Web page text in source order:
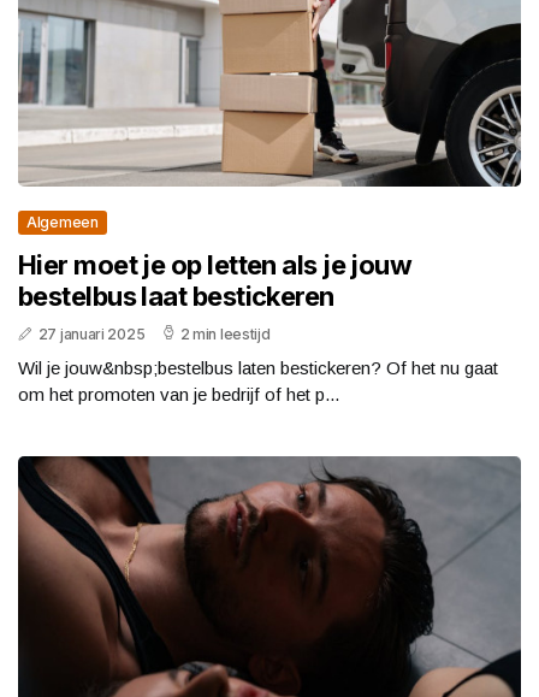
Algemeen
Hier moet je op letten als je jouw
bestelbus laat bestickeren
27 januari 2025 2 min leestijd
Wil je jouw&nbsp;bestelbus laten bestickeren? Of het nu gaat
om het promoten van je bedrijf of het p...